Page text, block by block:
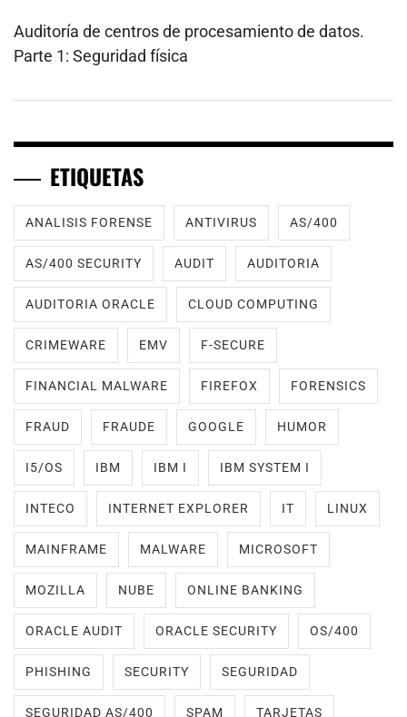
Auditoría de centros de procesamiento de datos.
Parte 1: Seguridad física
ETIQUETAS
ANALISIS FORENSE ANTIVIRUS AS/400
AS/400 SECURITY AUDIT AUDITORIA
AUDITORIA ORACLE CLOUD COMPUTING
CRIMEWARE EMV F-SECURE
FINANCIAL MALWARE FIREFOX FORENSICS
FRAUD FRAUDE GOOGLE HUMOR
I5/OS IBM IBM I IBM SYSTEM I
INTECO INTERNET EXPLORER IT LINUX
MAINFRAME MALWARE MICROSOFT
MOZILLA NUBE ONLINE BANKING
ORACLE AUDIT ORACLE SECURITY OS/400
PHISHING SECURITY SEGURIDAD
SEGURIDAD AS/400 SPAM TARJETAS